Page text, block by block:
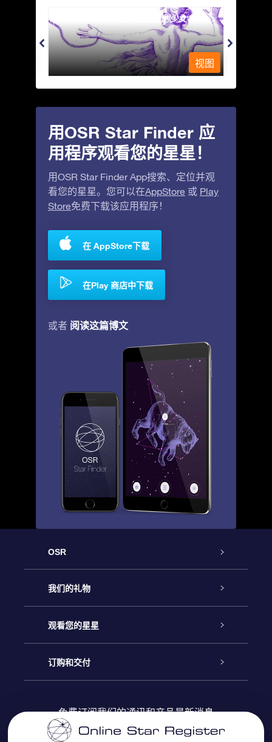
Andromeda - 被铁链锁着的少女
视图
用OSR Star Finder 应
用程序观看您的星星！
用OSR Star Finder App搜索、定位并观
看您的星星。您可以在AppStore 或 Play
Store免费下载该应用程序！
在 AppStore下载
在Play 商店中下载
或者 阅读这篇博文
OSR
客户服务
联系我们
博客
评论
我们的礼物
Online Star礼物
OSR 礼物包
OSR 礼物卡
观看您的星星
Online Star Register
个性化的Star Page
订购和交付
付款信息
免费订阅我们的通讯和产品最新消息